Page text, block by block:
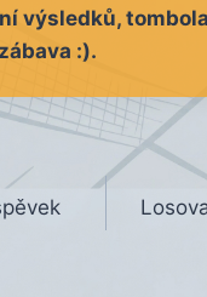
výsledků,
:).